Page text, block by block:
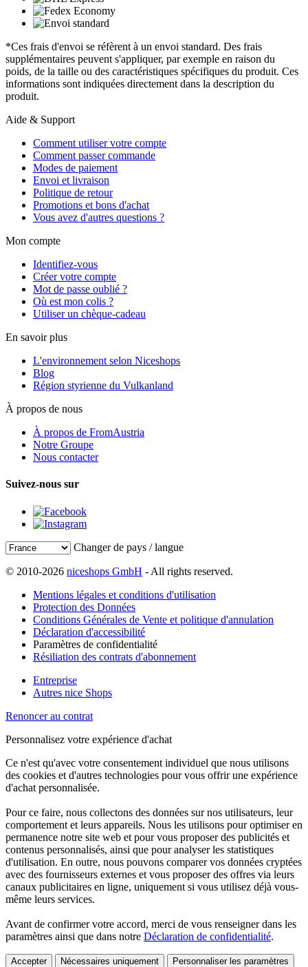
*Ces frais d'envoi se réfèrent à un envoi standard. Des frais
supplémentaires peuvent s'appliquer, par exemple en raison du
poids, de la taille ou des caractéristiques spécifiques du produit. Ces
informations sont indiquées directement dans la description du
produit.
Aide & Support
Comment utiliser votre compte
Comment passer commande
Modes de paiement
Envoi et livraison
Politique de retour
Promotions et bons d'achat
Vous avez d'autres questions ?
Mon compte
Identifiez-vous
Créer votre compte
Mot de passe oublié ?
Où est mon colis ?
Utiliser un chèque-cadeau
En savoir plus
L'environnement selon Niceshops
Blog
Région styrienne du Vulkanland
À propos de nous
À propos de FromAustria
Notre Groupe
Nous contacter
Suivez-nous sur
Changer de pays / langue
© 2010-2026 niceshops GmbH - All rights reserved.
Mentions légales et conditions d'utilisation
Protection des Données
Conditions Générales de Vente et politique d'annulation
Déclaration d'accessibilité
Paramètres de confidentialité
Résiliation des contrats d'abonnement
Entreprise
Autres nice Shops
Renoncer au contrat
Personnalisez votre expérience d'achat
Ce n'est qu'avec votre consentement individuel que nous utilisons
des cookies et d'autres technologies pour vous offrir une expérience
d'achat personnalisée.
Pour ce faire, nous collectons des données sur nos utilisateurs, leur
comportement et leurs appareils. Nous les utilisons pour optimiser en
permanence notre site web et pour vous proposer des publicités et
contenus personnalisés, ainsi que pour analyser les statistiques
d'utilisation. En outre, nous pouvons comparer vos données cryptées
avec des fournisseurs externes et vous proposer des offres via leurs
canaux publicitaires en ligne, uniquement si vous utilisez déjà vous-
même leurs services.
Avant de confirmer votre accord, merci de vous renseigner dans les
paramètres ainsi que dans notre Déclaration de confidentialité.
Accepter Nécessaires uniquement Personnaliser les paramètres